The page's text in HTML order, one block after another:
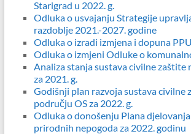
Starigrad u 2022. g.
Odluka o usvajanju Strategije
razdoblje 2021.-2027. godine
Odluka o izradi izmjena i dopuna
Odluka o izmjeni Odluke o
Analiza stanja sustava civilne zaštite
za 2021. g.
Godišnji plan razvoja sustava civilne
području OS za 2022. g.
Odluka o donošenju Plana
prirodnih nepogoda za 2022. godinu